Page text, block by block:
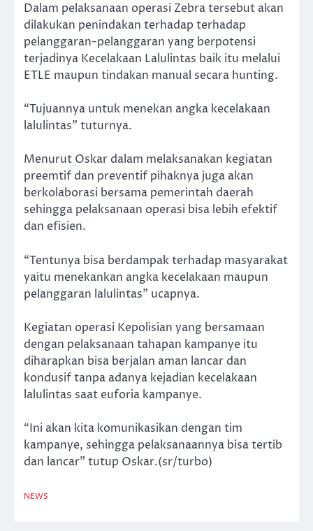
Dalam pelaksanaan operasi Zebra tersebut akan
dilakukan penindakan terhadap terhadap
pelanggaran-pelanggaran yang berpotensi
terjadinya Kecelakaan Lalulintas baik itu melalui
ETLE maupun tindakan manual secara hunting.
“Tujuannya untuk menekan angka kecelakaan
lalulintas” tuturnya.
Menurut Oskar dalam melaksanakan kegiatan
preemtif dan preventif pihaknya juga akan
berkolaborasi bersama pemerintah daerah
sehingga pelaksanaan operasi bisa lebih efektif
dan efisien.
“Tentunya bisa berdampak terhadap masyarakat
yaitu menekankan angka kecelakaan maupun
pelanggaran lalulintas” ucapnya.
Kegiatan operasi Kepolisian yang bersamaan
dengan pelaksanaan tahapan kampanye itu
diharapkan bisa berjalan aman lancar dan
kondusif tanpa adanya kejadian kecelakaan
lalulintas saat euforia kampanye.
“Ini akan kita komunikasikan dengan tim
kampanye, sehingga pelaksanaannya bisa tertib
dan lancar” tutup Oskar.(sr/turbo)
NEWS